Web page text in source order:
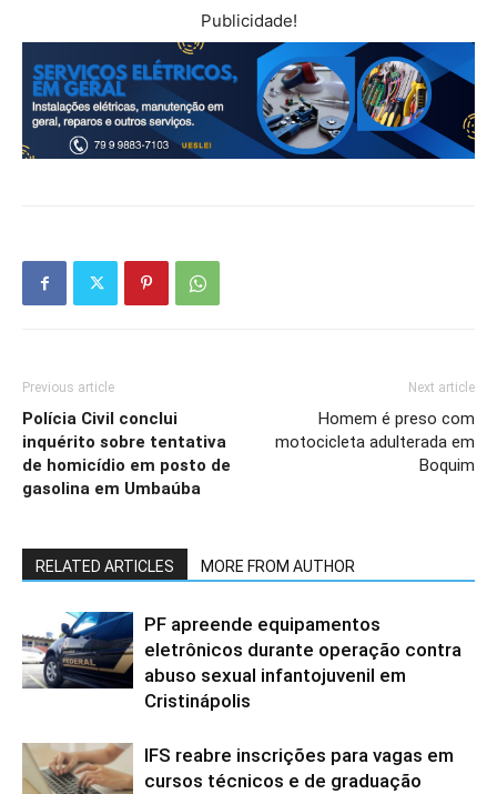
Publicidade!
Previous article
Polícia Civil conclui
inquérito sobre tentativa
de homicídio em posto de
gasolina em Umbaúba
Next article
Homem é preso com
motocicleta adulterada em
Boquim
RELATED ARTICLES MORE FROM AUTHOR
PF apreende equipamentos
eletrônicos durante operação contra
abuso sexual infantojuvenil em
Cristinápolis
IFS reabre inscrições para vagas em
cursos técnicos e de graduação